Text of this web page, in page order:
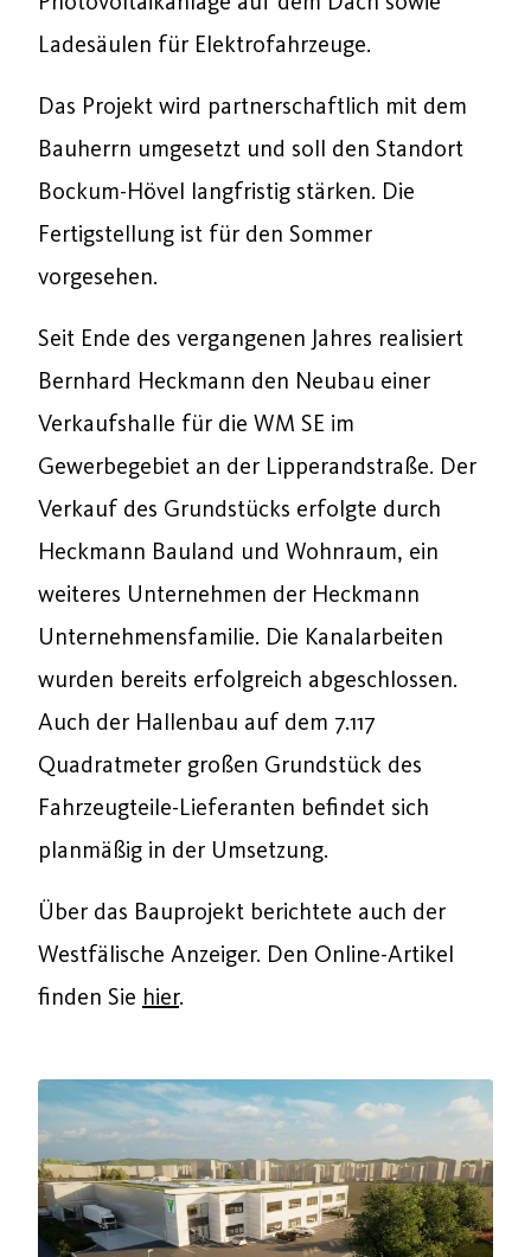
Ladesäulen für Elektrofahrzeuge.
Das Projekt wird partnerschaftlich mit dem
Bauherrn umgesetzt und soll den Standort
Bockum-Hövel langfristig stärken. Die
Fertigstellung ist für den Sommer
vorgesehen.
Seit Ende des vergangenen Jahres realisiert
Bernhard Heckmann den Neubau einer
Verkaufshalle für die WM SE im
Gewerbegebiet an der Lipperandstraße. Der
Verkauf des Grundstücks erfolgte durch
Heckmann Bauland und Wohnraum, ein
weiteres Unternehmen der Heckmann
Unternehmensfamilie. Die Kanalarbeiten
wurden bereits erfolgreich abgeschlossen.
Auch der Hallenbau auf dem 7.117
Quadratmeter großen Grundstück des
Fahrzeugteile-Lieferanten befindet sich
planmäßig in der Umsetzung.
Über das Bauprojekt berichtete auch der
Westfälische Anzeiger. Den Online-Artikel
finden Sie hier.